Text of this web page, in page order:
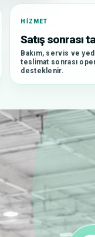
HIZMET
Satış sonrası
Bakım, servis ve
teslimat sonrası
desteklenir.